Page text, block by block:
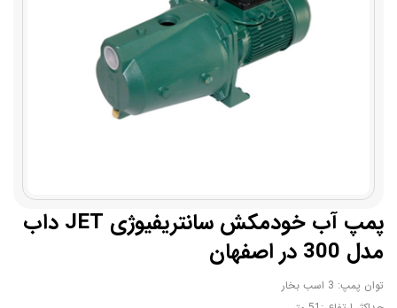
پمپ آب خودمکش سانتریفیوژی JET داب
مدل 300 در اصفهان
توان پمپ: 3 اسب بخار